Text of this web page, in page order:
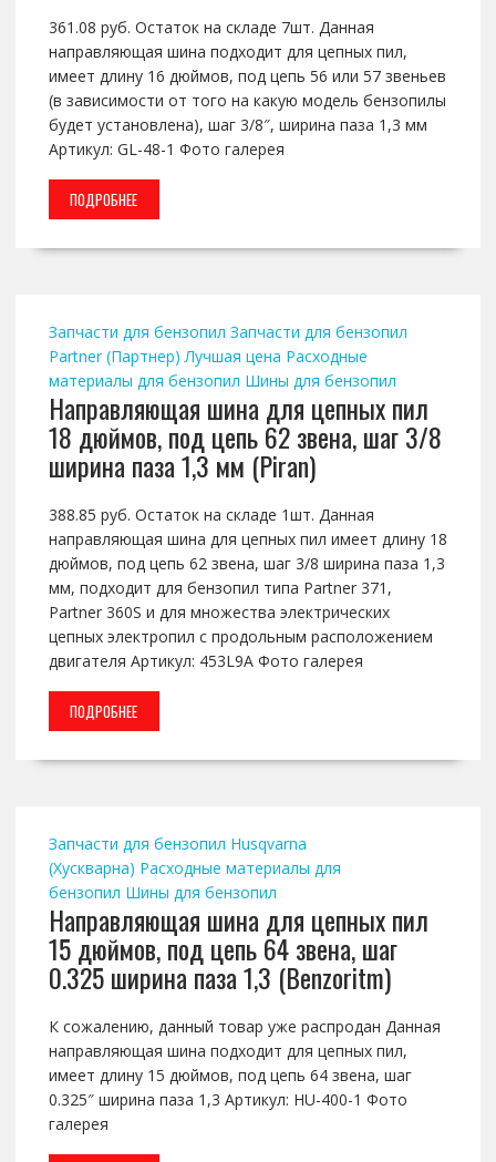
361.08 руб. Остаток на складе 7шт. Данная
направляющая шина подходит для цепных пил,
имеет длину 16 дюймов, под цепь 56 или 57 звеньев
(в зависимости от того на какую модель бензопилы
будет установлена), шаг 3/8″, ширина паза 1,3 мм
Артикул: GL-48-1 Фото галерея
ПОДРОБНЕЕ
Запчасти для бензопил Запчасти для бензопил
Partner (Партнер) Лучшая цена Расходные
материалы для бензопил Шины для бензопил
Направляющая шина для цепных пил
18 дюймов, под цепь 62 звена, шаг 3/8
ширина паза 1,3 мм (Piran)
388.85 руб. Остаток на складе 1шт. Данная
направляющая шина для цепных пил имеет длину 18
дюймов, под цепь 62 звена, шаг 3/8 ширина паза 1,3
мм, подходит для бензопил типа Partner 371,
Partner 360S и для множества электрических
цепных электропил с продольным расположением
двигателя Артикул: 453L9А Фото галерея
ПОДРОБНЕЕ
Запчасти для бензопил Husqvarna
(Хускварна) Расходные материалы для
бензопил Шины для бензопил
Направляющая шина для цепных пил
15 дюймов, под цепь 64 звена, шаг
0.325 ширина паза 1,3 (Benzoritm)
К сожалению, данный товар уже распродан Данная
направляющая шина подходит для цепных пил,
имеет длину 15 дюймов, под цепь 64 звена, шаг
0.325″ ширина паза 1,3 Артикул: HU-400-1 Фото
галерея